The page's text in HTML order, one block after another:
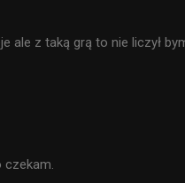
ale z taką grą to nie liczył
czekam.